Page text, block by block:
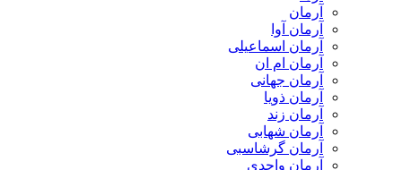
آرمان
آرمان آوا
آرمان اسماعیلی
آرمان ام ان
آرمان جهانی
آرمان ذویا
آرمان زند
آرمان شهابی
آرمان گرشاسبی
آرمان واحدی